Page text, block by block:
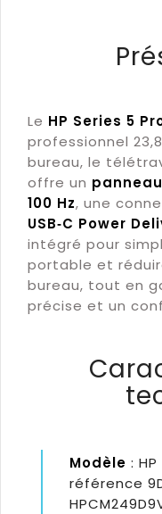
Le HP Series 5
professionnel
bureau, le
offre un panneau
100 Hz, une
USB‑C Power
intégré pour
portable et
bureau, tout en
précise et un
Modèle :
référence